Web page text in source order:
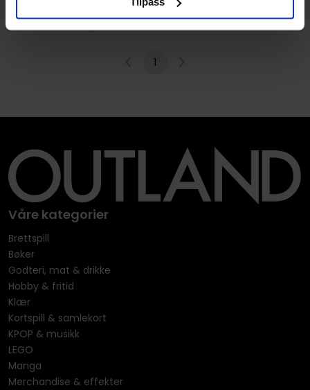
Bordkalender · Engelsk
1
Våre kategorier
Brettspill
Bøker
Godteri, mat & drikke
Hobby & fritid
Klær
Kortspill & samlekort
KPOP & musikk
LEGO
Manga
Merchandise & effekter